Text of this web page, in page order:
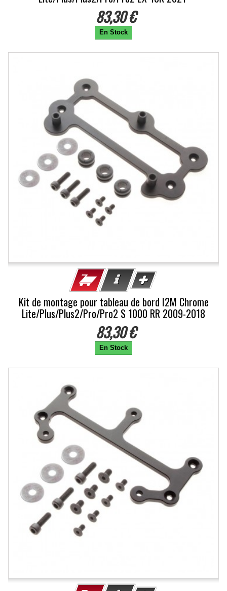
83,30 €
En Stock
Kit de montage pour tableau de bord I2M Chrome
Lite/Plus/Plus2/Pro/Pro2 S 1000 RR 2009-2018
83,30 €
En Stock